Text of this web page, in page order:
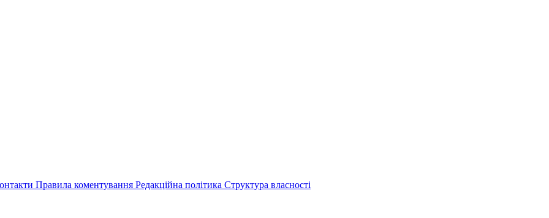
Правила коментування Редакційна політика Структура власності